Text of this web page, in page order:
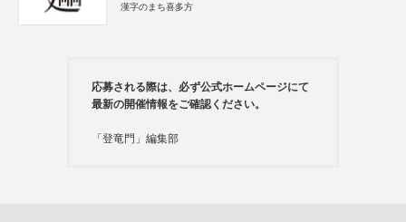
漢字のまち喜多方
応募される際は、必ず公式ホームページにて
最新の開催情報をご確認ください。
「登竜門」編集部